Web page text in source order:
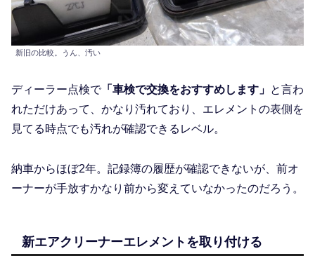
新旧の比較。うん、汚い
ディーラー点検で「車検で交換をおすすめします」 と言わ
れただけあって、かなり汚れており、エレメントの表側を
見てる時点でも汚れが確認できるレベル。
納車からほぼ2年。記録簿の履歴が確認できないが、前オ
ーナーが手放すかなり前から変えていなかったのだろう。
新エアクリーナーエレメントを取り付ける